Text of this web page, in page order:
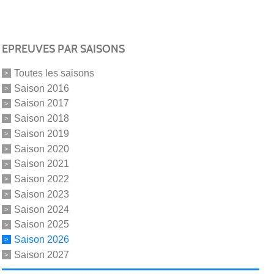
EPREUVES PAR SAISONS
Toutes les saisons
Saison 2016
Saison 2017
Saison 2018
Saison 2019
Saison 2020
Saison 2021
Saison 2022
Saison 2023
Saison 2024
Saison 2025
Saison 2026
Saison 2027